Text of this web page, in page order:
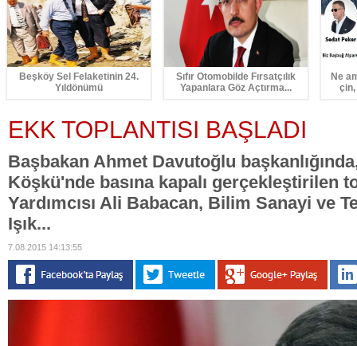
Beşköy Sel Felaketinin 24.
Yıldönümü
Sıfır Otomobilde Fırsatçılık
Yapanlara Göz Açtırma...
Ne
EKK TOPLANTISI BAŞLADI
Başbakan Ahmet Davutoğlu
Köşkü'nde basına kapalı gerçekleştirilen
Yardımcısı Ali Babacan, Bilim Sanayi ve
Işık...
7.08.2015 14:13:55